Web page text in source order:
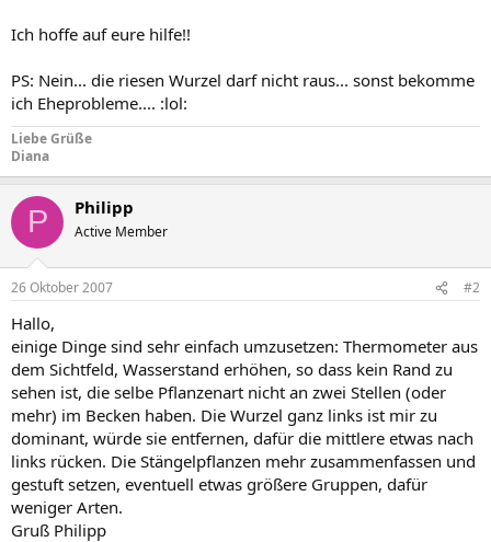
Ich hoffe auf eure hilfe!!
PS: Nein... die riesen Wurzel darf nicht raus... sonst bekomme
ich Eheprobleme.... :lol:
Liebe Grüße
Diana
P Philipp
Active Member
26 Oktober 2007 #2
Hallo,
einige Dinge sind sehr einfach umzusetzen: Thermometer aus
dem Sichtfeld, Wasserstand erhöhen, so dass kein Rand zu
sehen ist, die selbe Pflanzenart nicht an zwei Stellen (oder
mehr) im Becken haben. Die Wurzel ganz links ist mir zu
dominant, würde sie entfernen, dafür die mittlere etwas nach
links rücken. Die Stängelpflanzen mehr zusammenfassen und
gestuft setzen, eventuell etwas größere Gruppen, dafür
weniger Arten.
Gruß Philipp